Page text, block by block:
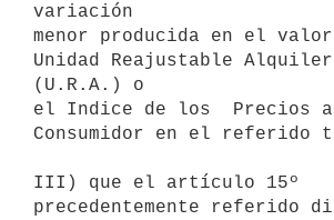
variación
menor producida en el
Unidad Reajustable
(U.R.A.) o
el Indice de los  Precios
Consumidor en el referido
III) que el artículo 15º
precedentemente referido